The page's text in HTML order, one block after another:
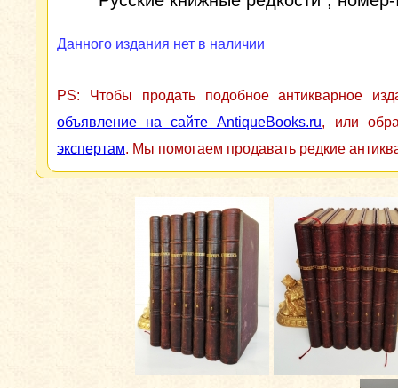
Данного издания нет в наличии
PS: Чтобы продать подобное антикварное
объявление на сайте AntiqueBooks.ru, или
экспертам. Мы помогаем продавать редкие